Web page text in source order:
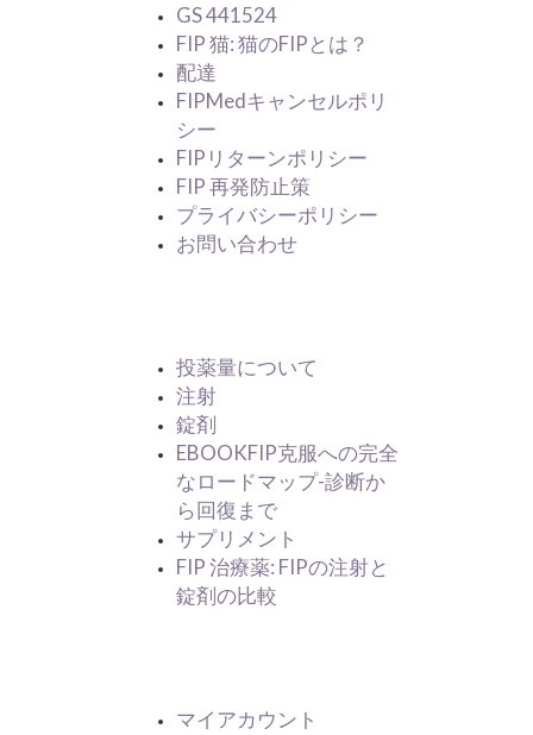
GS 441524
FIP 猫: 猫のFIPとは？
配達
FIPMedキャンセルポリ
シー
FIPリターンポリシー
FIP 再発防止策
プライバシーポリシー
お問い合わせ
投薬量について
注射
錠剤
EBOOKFIP克服への完全
なロードマップ-診断か
ら回復まで
サプリメント
FIP 治療薬: FIPの注射と
錠剤の比較
マイアカウント